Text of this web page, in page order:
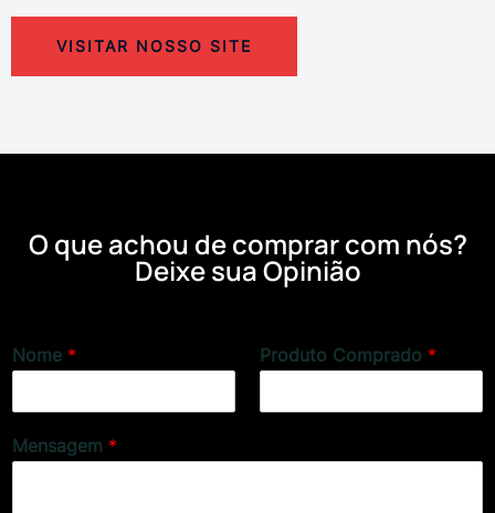
VISITAR NOSSO SITE
O que achou de comprar com nós?
Deixe sua Opinião
Nome * Produto Comprado *
Mensagem *